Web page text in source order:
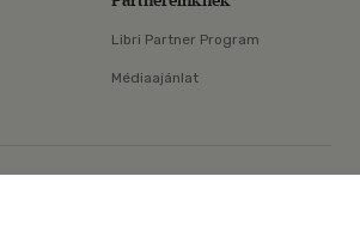
×
Libri Partner Program
Médiaajánlat